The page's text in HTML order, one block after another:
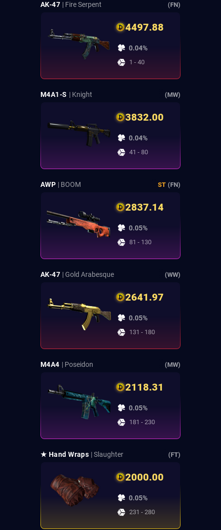
AK-47 | Fire Serpent (FN)
4497.88
0.04%
1 - 40
M4A1-S | Knight (MW)
3832.00
0.04%
41 - 80
AWP | BOOM ST (FN)
2837.14
0.05%
81 - 130
AK-47 | Gold Arabesque (WW)
2641.97
0.05%
131 - 180
M4A4 | Poseidon (MW)
2118.31
0.05%
181 - 230
★ Hand Wraps | Slaughter (FT)
2000.00
0.05%
231 - 280